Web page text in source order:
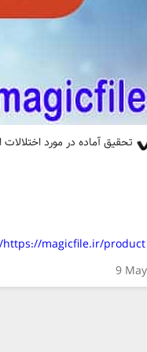
تحقیق آماده در مورد
https://magicfile.ir/product/تحقیق-اختلالات-اضطرابی-و-مراقبتهای-پرستاری-پاورپوینت/
9